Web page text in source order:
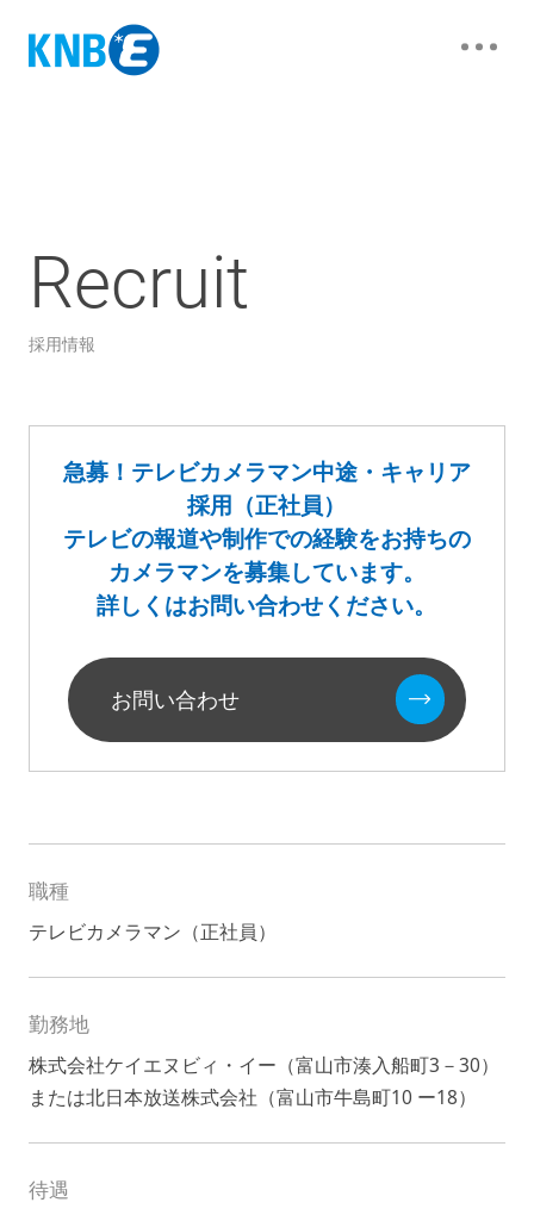
Recruit
採用情報
急募！テレビカメラマン中途・キャリア
採用（正社員）
テレビの報道や制作での経験をお持ちの
カメラマンを募集しています。
詳しくはお問い合わせください。
お問い合わせ
職種
テレビカメラマン（正社員）
勤務地
株式会社ケイエヌビィ・イー（富山市湊入船町3－30）
または北日本放送株式会社（富山市牛島町10 ー18）
待遇